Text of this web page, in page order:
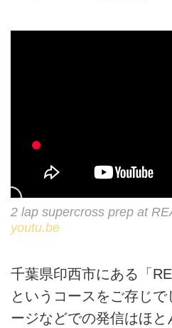
2 lap supercross prep at
youtu.be
千葉県印西市にある「
というコースをご存じ
ージなどでの発信はほ